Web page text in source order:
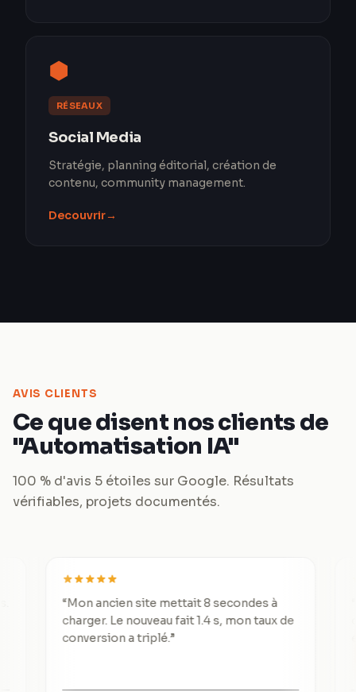
⬢
RÉSEAUX
Social Media
Stratégie, planning éditorial, création de
contenu, community management.
Decouvrir→
AVIS CLIENTS
Ce que disent nos clients de
"Automatisation IA"
100 % d'avis 5 étoiles sur Google. Résultats
vérifiables, projets documentés.
Mon ancien site mettait 8 secondes à
charger. Le nouveau fait 1.4 s, mon taux de
conversion a triplé.”